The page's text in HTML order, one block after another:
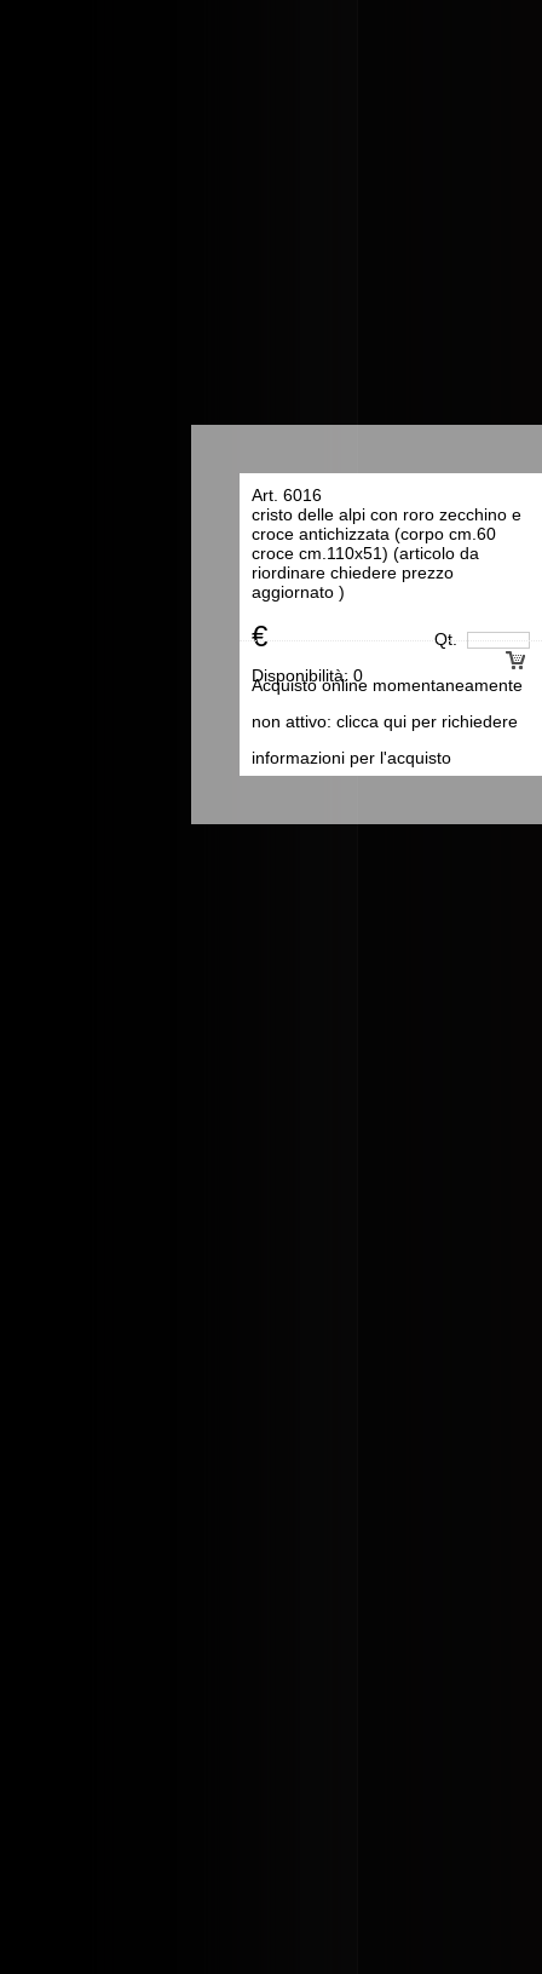
Art. 6016
cristo delle alpi con roro zecchino e
croce antichizzata (corpo cm.60
croce cm.110x51) (articolo da
riordinare chiedere prezzo
aggiornato )
€ Qt.
Acquisto online momentaneamente
non attivo: clicca qui per richiedere
informazioni per l'acquisto
Disponibilità: 0